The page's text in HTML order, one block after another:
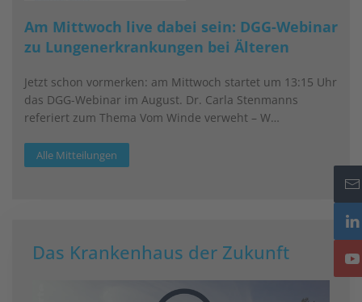
Am Mittwoch live dabei sein: DGG-Webinar
zu Lungenerkrankungen bei Älteren
Jetzt schon vormerken: am Mittwoch startet um 13:15 Uhr
das DGG-Webinar im August. Dr. Carla Stenmanns
referiert zum Thema Vom Winde verweht – W…
Alle Mitteilungen
Das Krankenhaus der Zukunft